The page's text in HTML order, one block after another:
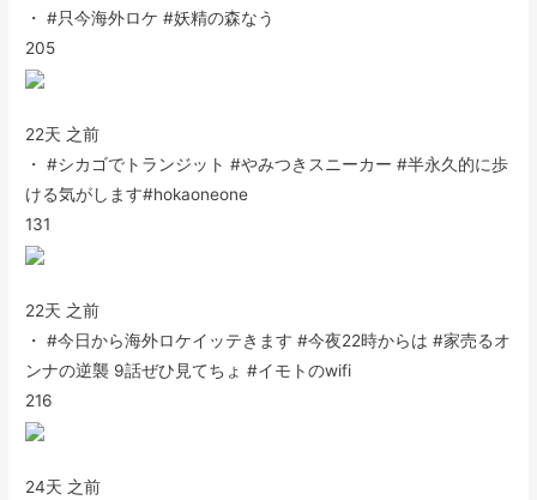
・ #只今海外ロケ #妖精の森なう
205
22天 之前
・ #シカゴでトランジット #やみつきスニーカー #半永久的に歩
ける気がします#hokaoneone
131
22天 之前
・ #今日から海外ロケイッテきます #今夜22時からは #家売るオ
ンナの逆襲 9話ぜひ見てちょ #イモトのwifi
216
24天 之前